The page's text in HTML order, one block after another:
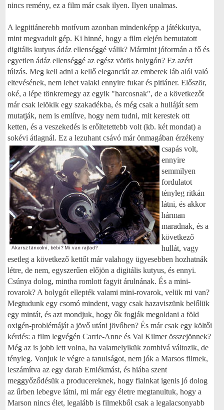
nincs remény, ez a film már csak ilyen. Ilyen unalmas.
A legpitiánerebb motívum azonban mindenképp a játékkutya,
mint megvadult gép. Ki hinné, hogy a film elején bemutatott
digitális kutyus ádáz ellenséggé válik? Mármint jóformán a fő és
egyetlen ádáz ellenséggé az egész vörös bolygón? Ez azért
túlzás. Meg kell adni a kellő eleganciát az emberek láb alól való
eltevésének, nem lehet valaki ennyire fukar és pitiáner. Először,
oké, a lépe tönkremegy az egyik "harcosnak", de a következőt
már csak lelökik egy szakadékba, és még csak a hulláját sem
mutatják, nem is említve, hogy nem tudni, mit kerestek ott
ketten, és a veszekedés is erőltetettebb volt (kb. két mondat) a
sokévi átlagnál. Ez a lezuhant csávó márönmagában érzékeny
csapás volt,
ennyire
semmilyen
fordulatot
tényleg ritkán
látni, és akkor
hárman
maradnak, és a
következő
hullát, vagy
esetleg a következő kettőt már valahogy ügyesebben hozhatnák
létre, de nem, egyszerűen előjön a digitális kutyus, és ennyi.
Csúnya dolog, mintha romlott fagyit árulnának. És a mini-
rovarok? A bolygót ellepték valami mini-rovarok, velük mi van?
Megtudunk egy csomó mindent, vagy csak hazaviszünk belőlük
egy mintát, és azt mondjuk, hogy ők fogják megoldani a föld
oxigén-problémáját a jövő utáni jövőben? És már csak egy költői
kérdés: a film legvégén Carrie-Anne és Val Kilmer összejönnek?
Még az is jobb lett volna, ha valamelyikük zombivá változik, de
tényleg. Vonjuk le végre a tanulságot, nem jók a Marsos filmek,
leszámítva az egy darab Emlékmást, és hiába szent
meggyőződésük a producereknek, hogy fiainkat igenis jó dolog
az űrben lebegve látni, mi már egy életre megtanultuk, hogy a
Marson nincs élet, legalább is filmekből csak a legalacsonyabb